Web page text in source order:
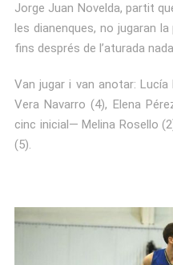
Jorge Juan Novelda, partit
les dianenques, no jugaran
fins després de l’aturada
Van jugar i van anotar: Lucía
Vera Navarro (4), Elena
cinc inicial— Melina Rosello
(5).